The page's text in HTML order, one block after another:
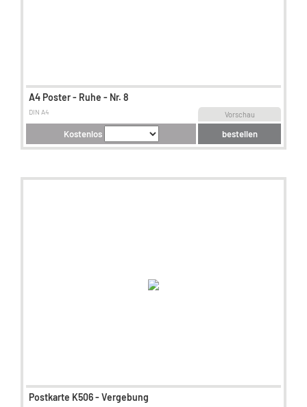
A4 Poster - Ruhe - Nr. 8
Vorschau
DIN A4
Kostenlos bestellen
Postkarte K506 - Vergebung